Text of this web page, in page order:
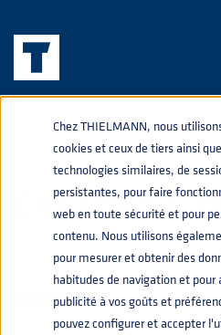
Chez THIELMANN, nous
cookies et ceux de tiers ainsi
technologies similaires, de
persistantes, pour faire
web en toute sécurité et pour
contenu. Nous utilisons
pour mesurer et obtenir des
habitudes de navigation et pour
publicité à vos goûts et
pouvez configurer et accepter
CHEMSPEC
CHIMIQUE,PRODUITS,
2026 12:37:09